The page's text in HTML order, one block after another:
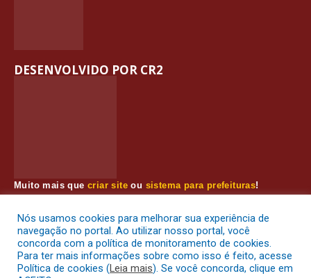
Muito mais quecriar site ou sistema para prefeituras!
Realizamos umaassessoriacompleta, onde garantimos em
públicaserão atendidas.
Conheça oPNTPe oRadar da Transparência Pública
DESENVOLVIDO POR CR2
Nós usamos cookies para melhorar sua experiência de
navegação no portal. Ao utilizar nosso portal, você
concorda com a política de monitoramento de cookies.
Para ter mais informações sobre como isso é feito, acesse
Política de cookies (Leia mais). Se você concorda, clique em